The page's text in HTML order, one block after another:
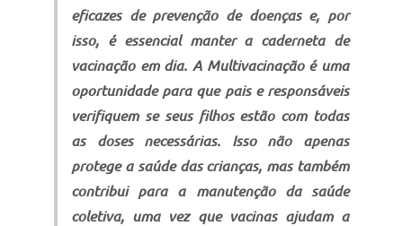
eficazes de prevenção de doenças e, por
isso, é essencial manter a caderneta de
vacinação em dia. A Multivacinação é uma
oportunidade para que pais e responsáveis
verifiquem se seus filhos estão com todas
as doses necessárias. Isso não apenas
protege a saúde das crianças, mas também
contribui para a manutenção da saúde
coletiva, uma vez que vacinas ajudam a